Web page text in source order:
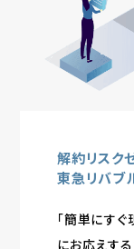
解約リスク
東急リバブ
「簡単にす
にお応えす